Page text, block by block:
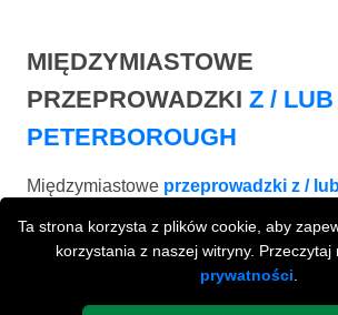
Ta strona korzysta z plików cookie, aby
korzystania z naszej witryny. Przeczytaj
prywatności
MIĘDZYMIASTOWE
PRZEPROWADZKI Z /
PETERBOROUGH
Międzymiastowe przeprowadzki z /